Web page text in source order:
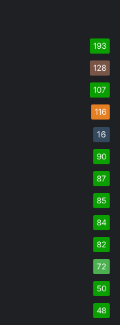
193
128
107
116
16
90
87
85
84
82
72
50
48